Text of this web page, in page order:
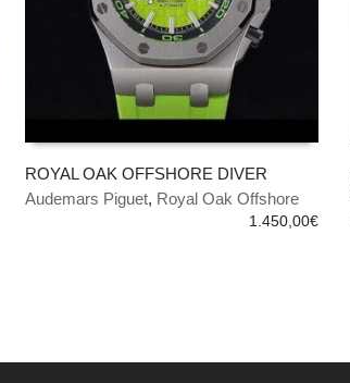
AÑADIR AL CARRITO
ROYAL OAK OFFSHORE DIVER
Audemars Piguet, Royal Oak Offshore
1.450,00€